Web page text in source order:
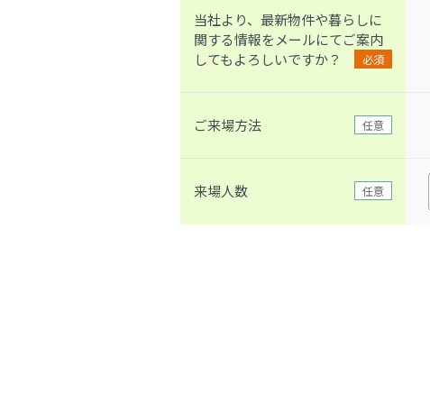
当社より、最新物件や暮らしに
関する情報をメールにてご案内
してもよろしいですか？
必須
ご来場方法 任意
来場人数 任意